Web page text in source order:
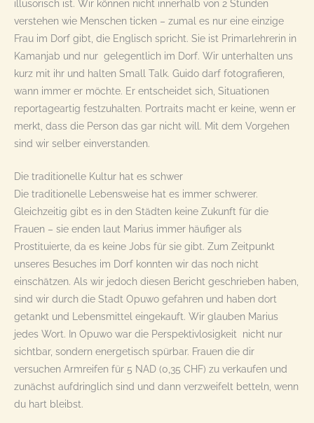
illusorisch ist. Wir können nicht innerhalb von 2 Stunden
verstehen wie Menschen ticken – zumal es nur eine einzige
Frau im Dorf gibt, die Englisch spricht. Sie ist Primarlehrerin in
Kamanjab und nur gelegentlich im Dorf. Wir unterhalten uns
kurz mit ihr und halten Small Talk. Guido darf fotografieren,
wann immer er möchte. Er entscheidet sich, Situationen
reportageartig festzuhalten. Portraits macht er keine, wenn er
merkt, dass die Person das gar nicht will. Mit dem Vorgehen
sind wir selber einverstanden.
Die traditionelle Kultur hat es schwer
Die traditionelle Lebensweise hat es immer schwerer.
Gleichzeitig gibt es in den Städten keine Zukunft für die
Frauen – sie enden laut Marius immer häufiger als
Prostituierte, da es keine Jobs für sie gibt. Zum Zeitpunkt
unseres Besuches im Dorf konnten wir das noch nicht
einschätzen. Als wir jedoch diesen Bericht geschrieben haben,
sind wir durch die Stadt Opuwo gefahren und haben dort
getankt und Lebensmittel eingekauft. Wir glauben Marius
jedes Wort. In Opuwo war die Perspektivlosigkeit nicht nur
sichtbar, sondern energetisch spürbar. Frauen die dir
versuchen Armreifen für 5 NAD (0,35 CHF) zu verkaufen und
zunächst aufdringlich sind und dann verzweifelt betteln, wenn
du hart bleibst.